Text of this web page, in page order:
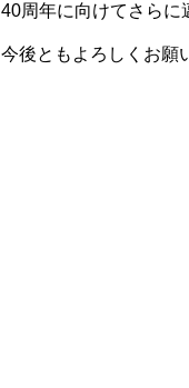
40周年に向けてさらに
今後ともよろしくお願